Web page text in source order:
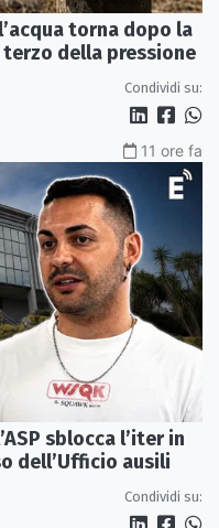
torna dopo la
terzo della pressione
Condividi su:
11 ore fa
sblocca l’iter in
dell’Ufficio ausili
Condividi su: